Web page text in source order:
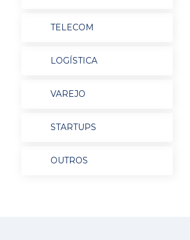
TELECOM
LOGÍSTICA
VAREJO
STARTUPS
OUTROS